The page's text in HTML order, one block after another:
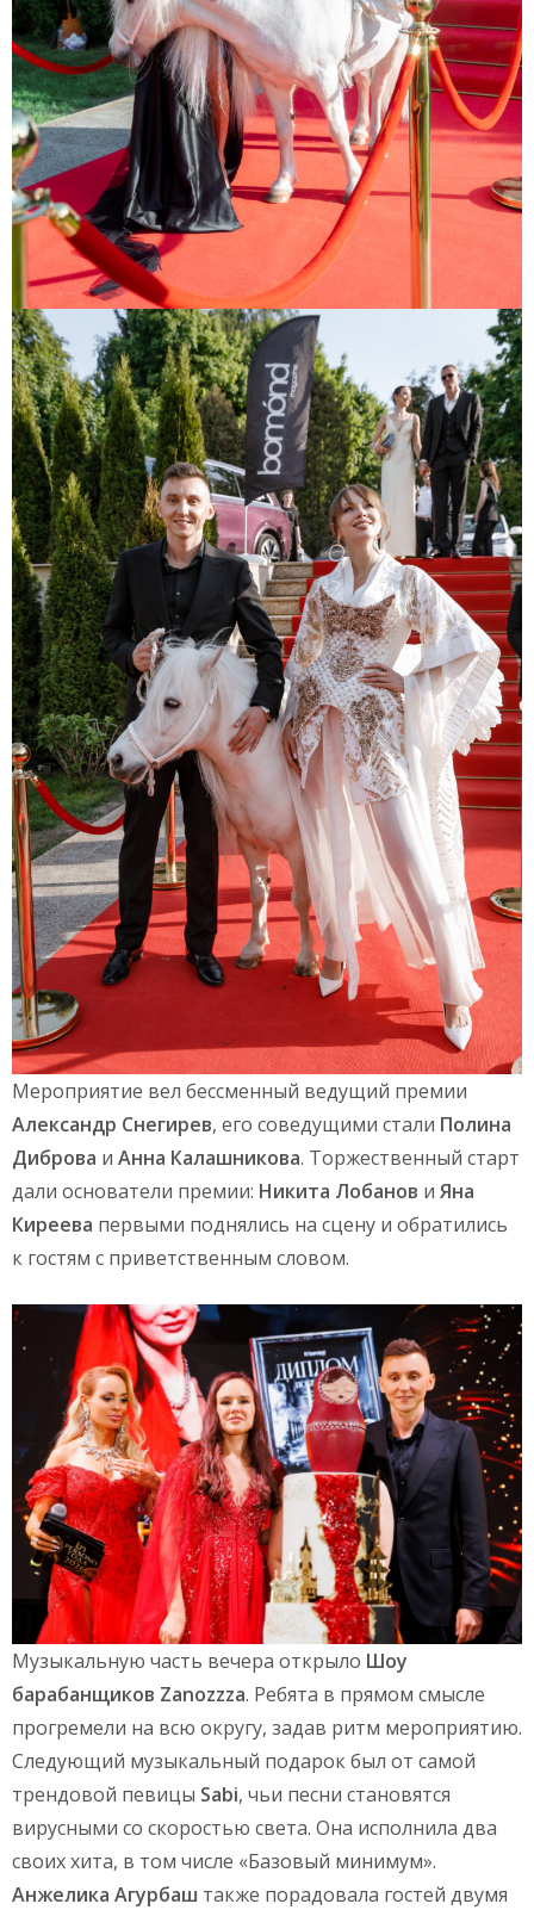
Мероприятие вел бессменный ведущий премии
Александр Снегирев, его соведущими стали Полина
Диброва и Анна Калашникова. Торжественный старт
дали основатели премии: Никита Лобанов и Яна
Киреева первыми поднялись на сцену и обратились
к гостям с приветственным словом.
Музыкальную часть вечера открыло Шоу
барабанщиков Zanozzza. Ребята в прямом смысле
прогремели на всю округу, задав ритм мероприятию.
Следующий музыкальный подарок был от самой
трендовой певицы Sabi, чьи песни становятся
вирусными со скоростью света. Она исполнила два
своих хита, в том числе «Базовый минимум».
Анжелика Агурбаш также порадовала гостей двумя